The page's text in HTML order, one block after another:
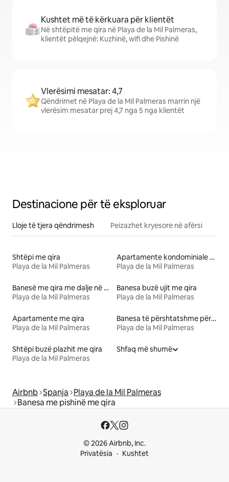
Kushtet më të kërkuara për klientët
Në shtëpitë me qira në Playa de la Mil Palmeras,
klientët pëlqejnë: Kuzhinë, wifi dhe Pishinë
Vlerësimi mesatar: 4,7
Qëndrimet në Playa de la Mil Palmeras marrin një
vlerësim mesatar prej 4,7 nga 5 nga klientët
Destinacione për të eksploruar
Lloje të tjera qëndrimesh Peizazhet kryesore në afërsi
Shtëpi me qira
Playa de la Mil Palmeras
Apartamente kondominiale me qira
Playa de la Mil Palmeras
Banesë me qira me dalje në plazh
Playa de la Mil Palmeras
Banesa buzë ujit me qira
Playa de la Mil Palmeras
Apartamente me qira
Playa de la Mil Palmeras
Banesa të përshtatshme për kafshë me qira
Playa de la Mil Palmeras
Shtëpi buzë plazhit me qira
Playa de la Mil Palmeras
Shfaq më shumë
Airbnb Spanja Playa de la Mil Palmeras
Banesa me pishinë me qira
© 2026 Airbnb, Inc.
Privatësia
Kushtet